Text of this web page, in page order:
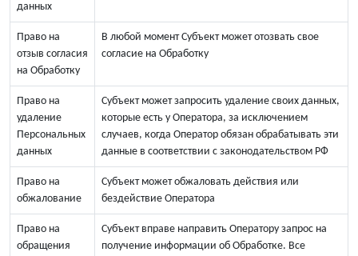
данных
Право на
отзыв согласия
на Обработку
В любой момент Субъект может отозвать свое
согласие на Обработку
Право на
удаление
Персональных
данных
Субъект может запросить удаление своих данных,
которые есть у Оператора, за исключением
случаев, когда Оператор обязан обрабатывать эти
данные в соответствии с законодательством РФ
Право на
обжалование
Субъект может обжаловать действия или
бездействие Оператора
Право на
обращения
Субъект вправе направить Оператору запрос на
получение информации об Обработке. Все